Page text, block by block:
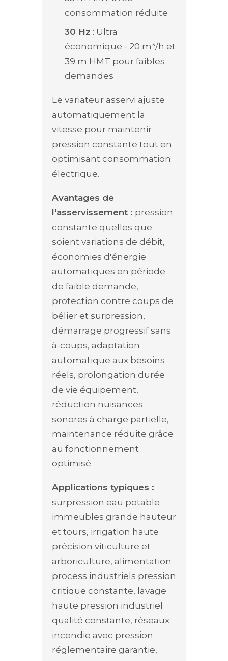
consommation réduite
30 Hz : Ultra
économique - 20 m³/h et
39 m HMT pour faibles
demandes
Le variateur asservi ajuste
automatiquement la
vitesse pour maintenir
pression constante tout en
optimisant consommation
électrique.
Avantages de
l'asservissement : pression
constante quelles que
soient variations de débit,
économies d'énergie
automatiques en période
de faible demande,
protection contre coups de
bélier et surpression,
démarrage progressif sans
à-coups, adaptation
automatique aux besoins
réels, prolongation durée
de vie équipement,
réduction nuisances
sonores à charge partielle,
maintenance réduite grâce
au fonctionnement
optimisé.
Applications typiques :
surpression eau potable
immeubles grande hauteur
et tours, irrigation haute
précision viticulture et
arboriculture, alimentation
process industriels pression
critique constante, lavage
haute pression industriel
qualité constante, réseaux
incendie avec pression
réglementaire garantie,